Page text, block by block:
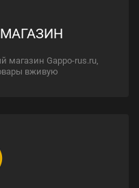
магазин Gappo-rus.ru,
вживую